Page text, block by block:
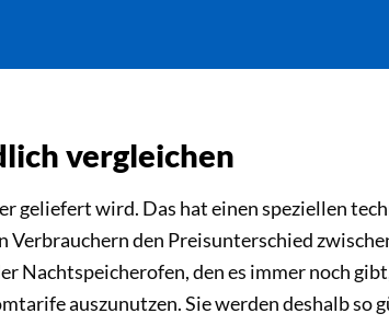
vergleichen
geliefert wird. Das hat einen speziellen
den Preisunterschied
Nachtspeicherofen, den es immer noch
auszunutzen. Sie werden deshalb